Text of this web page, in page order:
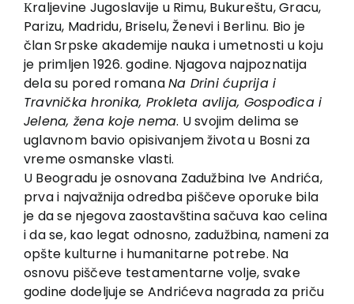
Кraljevine Jugoslavije u Rimu, Bukureštu, Gracu,
Parizu, Madridu, Briselu, Ženevi i Berlinu. Bio je
član Srpske akademije nauka i umetnosti u koju
je primljen 1926. godine. Njagova najpoznatija
dela su pored romanaNa Drini ćuprija i
Travnička hronika, Prokleta avlija, Gospođica i
Jelena, žena koje nema. U svojim delima se
uglavnom bavio opisivanjem života u Bosni za
vreme osmanske vlasti.
U Beogradu je osnovana Zadužbina Ive Andrića,
prva i najvažnija odredba piščeve oporuke bila
je da se njegova zaostavština sačuva kao celina
i da se, kao legat odnosno, zadužbina, nameni za
opšte kulturne i humanitarne potrebe. Na
osnovu piščeve testamentarne volje, svake
godine dodeljuje se Andrićeva nagrada za priču